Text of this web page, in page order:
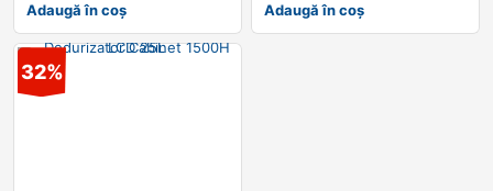
Adaugă în coș Adaugă în coș
32%